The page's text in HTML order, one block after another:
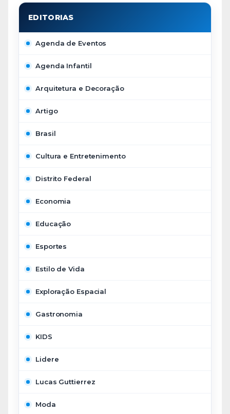
Agenda de Eventos
Agenda Infantil
Arquitetura e Decoração
Artigo
Brasil
Cultura e Entretenimento
Distrito Federal
Economia
Educação
Esportes
Estilo de Vida
Exploração Espacial
Gastronomia
KIDS
Lidere
Lucas Guttierrez
Moda